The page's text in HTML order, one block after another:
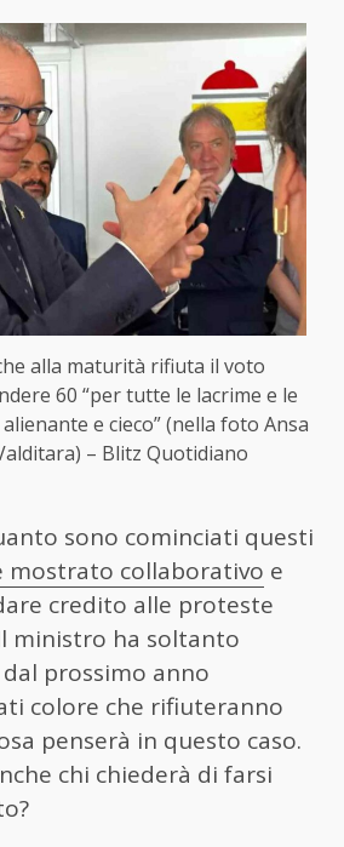
alla maturità rifiuta il voto
60 “per tutte le lacrime e le
e cieco” (nella foto Ansa
– Blitz Quotidiano
sono cominciati questi
mostrato collaborativo e
credito alle proteste
ministro ha soltanto
prossimo anno
colore che rifiuteranno
penserà in questo caso.
chi chiederà di farsi